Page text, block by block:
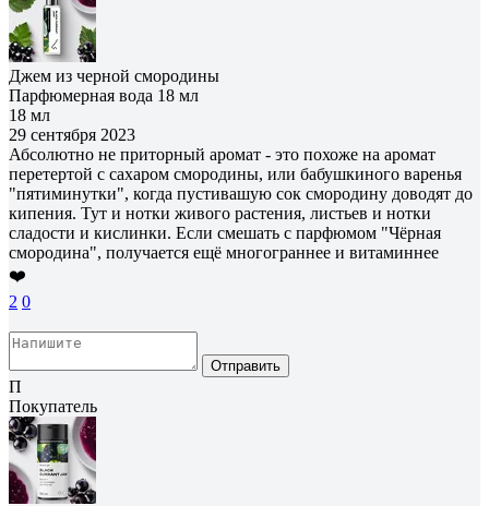
Джем из черной смородины
Парфюмерная вода 18 мл
18 мл
29 сентября 2023
Абсолютно не приторный аромат - это похоже на аромат
перетертой с сахаром смородины, или бабушкиного варенья
"пятиминутки", когда пустивашую сок смородину доводят до
кипения. Тут и нотки живого растения, листьев и нотки
сладости и кислинки. Если смешать с парфюмом "Чёрная
смородина", получается ещё многограннее и витаминнее
❤️
2 0
Отправить
П
Покупатель